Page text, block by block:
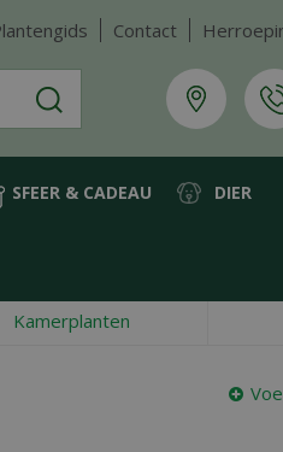
Contact
SFEER & CADEAU DIER
Kamerplanten